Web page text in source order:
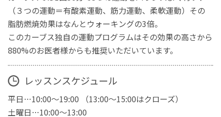
（３つの運動＝有酸素運動、筋力運動、柔軟運動）その
脂肪燃焼効果はなんとウォーキングの3倍。
このカーブス独自の運動プログラムはその効果の高さから
880%のお医者様からも推奨いただいています。
レッスンスケジュール
平日…10:00～19:00 （13:00～15:00はクローズ）
土曜日…10:00～13:00